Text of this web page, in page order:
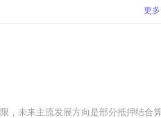
更
未来主流发展方向是部分抵押结合